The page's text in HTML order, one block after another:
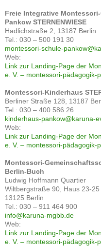
Freie Integrative
Pankow STERNENWIESE
Hadlichstraße 2, 13187 Berlin
Tel.: 030 – 500 191 30
montessori-schule-
Web:
Link zur Landing-Page der
e. V. – montessori-pädagogik-
Montessori-Kinderhaus
Berliner Straße 128, 13187
Tel.: 030 – 400 586 26
kinderhaus-pankow@karuna-
Web:
Link zur Landing-Page der
e. V. – montessori-pädagogik-
Montessori-
Berlin-Buch
Ludwig Hoffmann Quartier
Wiltbergstraße 90, Haus 23-25
13125 Berlin
Tel.: 030 – 911 464 900
info@karuna-mgbb.de
Web:
Link zur Landing-Page der
e. V. – montessori-pädagogik-